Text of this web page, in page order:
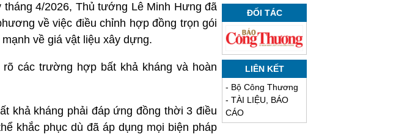
4/2026, Thủ tướng Lê Minh Hưng đã
về việc điều chỉnh hợp đồng trọn gói
về giá vật liệu xây dựng.
các trường hợp bất khả kháng và hoàn
khả kháng phải đáp ứng đồng thời 3 điều
khắc phục dù đã áp dụng mọi biện pháp
ĐỐI TÁC
LIÊN KẾT
- Bộ Công Thương
- TÀI LIỆU, BÁO
CÁO